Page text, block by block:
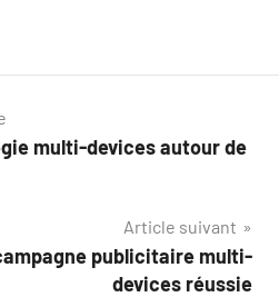
multi-devices autour de
Article suivant
publicitaire multi-
devices réussie